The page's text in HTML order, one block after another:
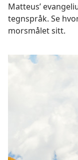
Matteus’
tegnspråk. Se
morsmålet sitt.